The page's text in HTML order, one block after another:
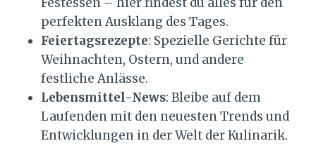
perfekten Ausklang des Tages.
Feiertagsrezepte: Spezielle Gerichte für
Weihnachten, Ostern, und andere
festliche Anlässe.
Lebensmittel-News: Bleibe auf dem
Laufenden mit den neuesten Trends und
Entwicklungen in der Welt der Kulinarik.